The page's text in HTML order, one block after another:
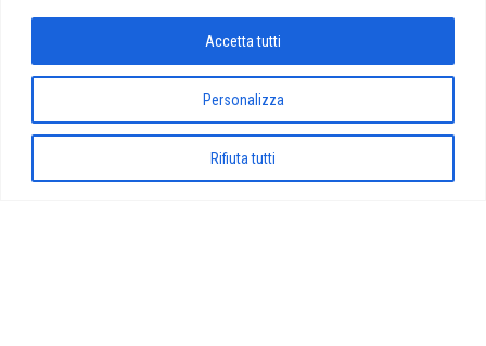
Personalizza
Rifiuta tutti
Accetta tutti